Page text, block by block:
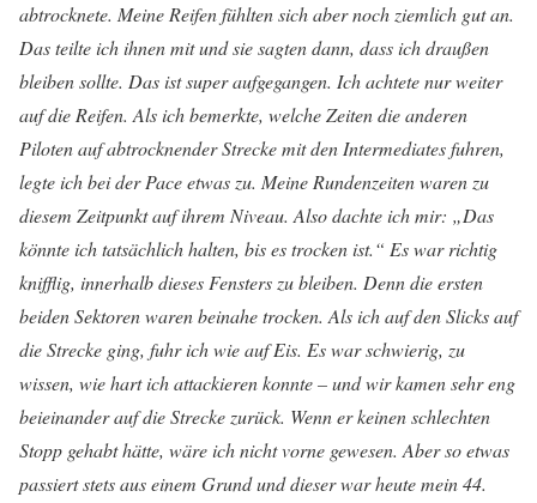
abtrocknete. Meine Reifen fühlten sich aber noch ziemlich gut an.
Das teilte ich ihnen mit und sie sagten dann, dass ich draußen
bleiben sollte. Das ist super aufgegangen. Ich achtete nur weiter
auf die Reifen. Als ich bemerkte, welche Zeiten die anderen
Piloten auf abtrocknender Strecke mit den Intermediates fuhren,
legte ich bei der Pace etwas zu. Meine Rundenzeiten waren zu
diesem Zeitpunkt auf ihrem Niveau. Also dachte ich mir: „Das
könnte ich tatsächlich halten, bis es trocken ist.“ Es war richtig
knifflig, innerhalb dieses Fensters zu bleiben. Denn die ersten
beiden Sektoren waren beinahe trocken. Als ich auf den Slicks auf
die Strecke ging, fuhr ich wie auf Eis. Es war schwierig, zu
wissen, wie hart ich attackieren konnte – und wir kamen sehr eng
beieinander auf die Strecke zurück. Wenn er keinen schlechten
Stopp gehabt hätte, wäre ich nicht vorne gewesen. Aber so etwas
passiert stets aus einem Grund und dieser war heute mein 44.